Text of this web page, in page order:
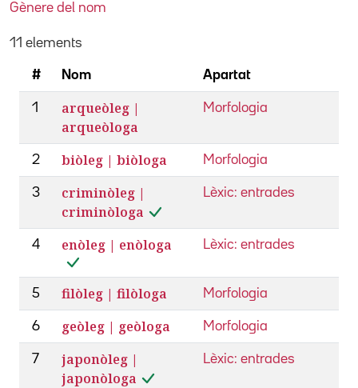
Gènere del nom
11 elements
# Nom Apartat
1
arqueòleg |
arqueòloga
Morfologia
2 biòleg | biòloga Morfologia
3
criminòleg |
criminòloga
Lèxic: entrades
4 enòleg | enòloga Lèxic: entrades
5 filòleg | filòloga Morfologia
6 geòleg | geòloga Morfologia
7
japonòleg |
japonòloga
Lèxic: entrades